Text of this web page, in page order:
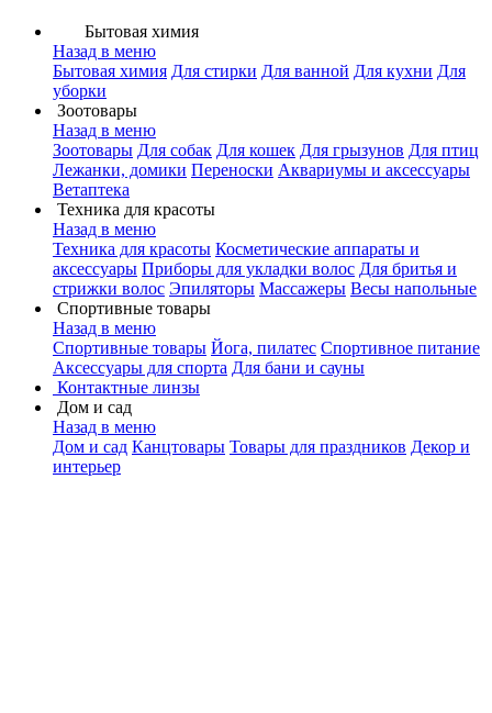
Бытовая химия
Назад в меню
Бытовая химия Для стирки Для ванной Для кухни Для
уборки
Зоотовары
Назад в меню
Зоотовары Для собак Для кошек Для грызунов Для птиц
Лежанки, домики Переноски Аквариумы и аксессуары
Ветаптека
Техника для красоты
Назад в меню
Техника для красоты Косметические аппараты и
аксессуары Приборы для укладки волос Для бритья и
стрижки волос Эпиляторы Массажеры Весы напольные
Спортивные товары
Назад в меню
Спортивные товары Йога, пилатес Спортивное питание
Аксессуары для спорта Для бани и сауны
Контактные линзы
Дом и сад
Назад в меню
Дом и сад Канцтовары Товары для праздников Декор и
интерьер